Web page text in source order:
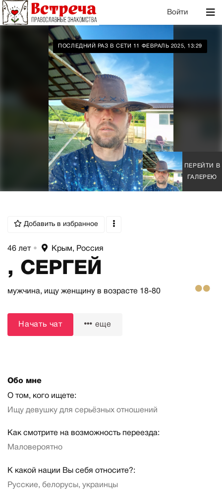
Войти
ПОСЛЕДНИЙ РАЗ В СЕТИ 11 ФЕВРАЛЬ 2025, 13:29
ПЕРЕЙТИ В
ГАЛЕРЕЮ
Добавить в избранное
46 лет • Крым, Россия
, СЕРГЕЙ
мужчина, ищу женщину в возрасте 18-80
Начать чат еще
Обо мне
О том, кого ищете:
Ищу девушку для серьёзных отношений
Как смотрите на возможность переезда:
Маловероятно
К какой нации Вы себя относите?:
Русские, белорусы, украинцы